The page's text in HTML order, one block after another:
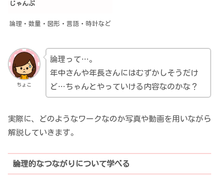
じゃんぷ
論理・数量・図形・言語・時計など
ちょこ
論理って…。
年中さんや年長さんにはむずかしそうだけ
ど…ちゃんとやっていける内容なのかな？
実際に、どのようなワークなのか写真や動画を用いながら
解説していきます。
論理的なつながりについて学べる